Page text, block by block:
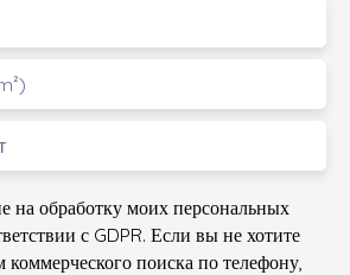
на обработку моих персональных
с GDPR. Если вы не хотите
коммерческого поиска по телефону,